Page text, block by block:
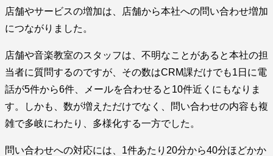
店舗やサービスの増加は、店舗から本社への問い合わせ増加
につながりました。
店舗や音楽教室のスタッフは、不明なことがあると本社の担
当者に質問するのですが、その数はCRM課だけでも1日に電
話が5件から6件、メールを合わせると10件近くにもなりま
す。しかも、数が増えただけでなく、問い合わせの内容も複
雑で多岐にわたり、多様化する一方でした。
問い合わせへの対応には、1件あたり20分から40分ほどかか